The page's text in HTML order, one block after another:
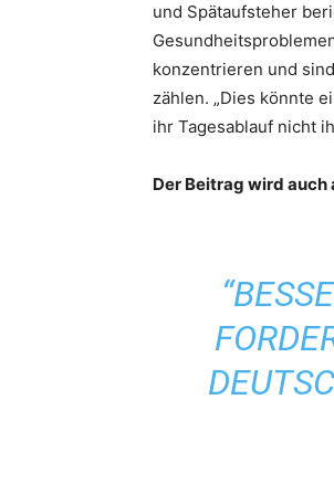
und Spätaufsteher
konzentrieren und
zählen. „Dies könnte
ihr Tagesablauf nicht
Der Beitrag wird auch